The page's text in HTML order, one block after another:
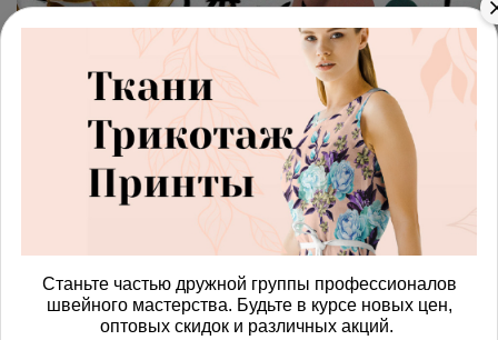
арт.42871503_muslin
Ткань муслин расслабленные
лица с цветными пятнами
Получить доступ к оптовым ценам
В корзину
Станьте частью дружной группы профессионалов
швейного мастерства. Будьте в курсе новых цен,
оптовых скидок и различных акций.